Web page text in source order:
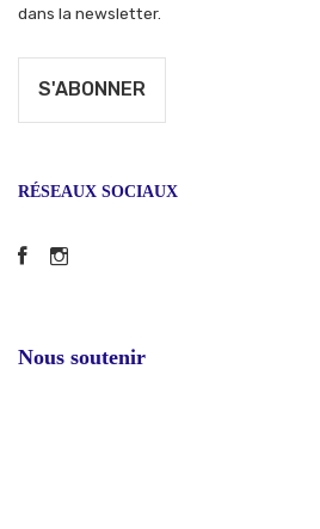
dans la newsletter.
RÉSEAUX SOCIAUX
Facebook
Instagram
Nous soutenir